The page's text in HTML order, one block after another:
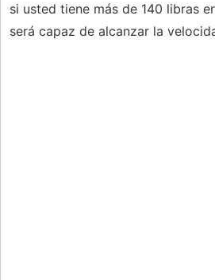
si usted tiene más de 140 libras
será capaz de alcanzar la